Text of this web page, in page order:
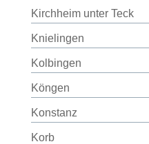
Kirchheim unter Teck
Knielingen
Kolbingen
Köngen
Konstanz
Korb